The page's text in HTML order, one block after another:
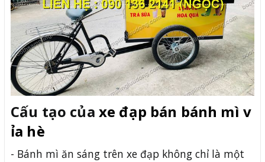
Cấu tạo của xe đạp bán bánh mì v
ỉa hè
- Bánh mì ăn sáng trên xe đạp không chỉ là một